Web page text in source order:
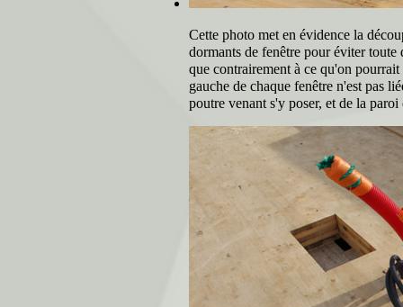
Cette photo met en évidence la
dormants de fenêtre pour éviter
que contrairement à ce qu'on
gauche de chaque fenêtre n'est pas
poutre venant s'y poser, et de la